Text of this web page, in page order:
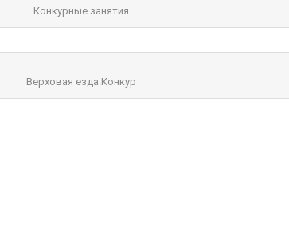
Конкурные занятия
Верховая езда.Конкур